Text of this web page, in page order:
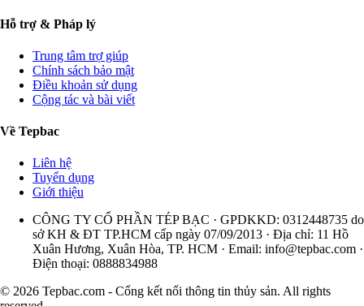
Hỗ trợ & Pháp lý
Trung tâm trợ giúp
Chính sách bảo mật
Điều khoản sử dụng
Cộng tác và bài viết
Về Tepbac
Liên hệ
Tuyển dụng
Giới thiệu
CÔNG TY CỔ PHẦN TÉP BẠC · GPDKKD: 0312448735 do
sở KH & ĐT TP.HCM cấp ngày 07/09/2013 · Địa chỉ: 11 Hồ
Xuân Hương, Xuân Hòa, TP. HCM · Email: info@tepbac.com ·
Điện thoại: 0888834988
© 2026 Tepbac.com - Cổng kết nối thông tin thủy sản. All rights